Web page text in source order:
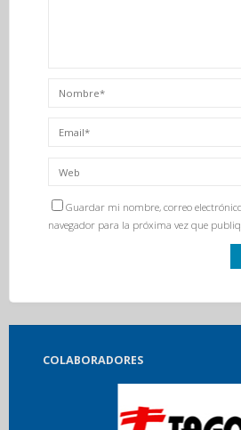
Guardar mi nombre, correo
navegador para la próxima vez que
COLABORADORES